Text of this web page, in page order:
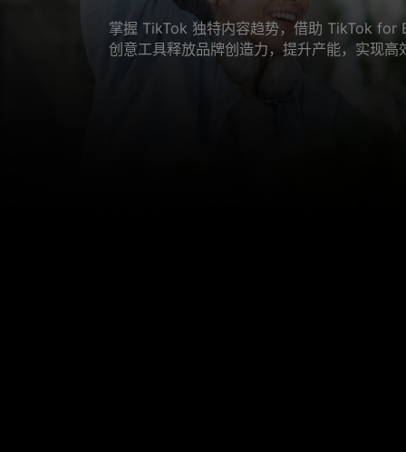
掌握 TikTok 独特内容趋势，借助 TikTok for
创意工具释放品牌创造力，提升产能，实现高